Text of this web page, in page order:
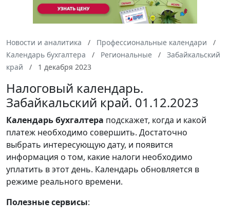
Новости и аналитика
Профессиональные календари
Календарь бухгалтера
Региональные
Забайкальский
край
1 декабря 2023
Налоговый календарь.
Забайкальский край. 01.12.2023
Календарьбухгалтера подскажет, когда и какой
платеж необходимо совершить. Достаточно
выбрать интересующую дату, и появится
информация о том, какие налоги необходимо
уплатить в этот день. Календарь обновляется в
режиме реального времени.
Полезные сервисы: